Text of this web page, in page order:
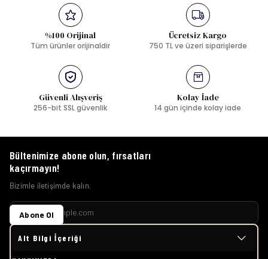
%100 Orijinal
Tüm ürünler orijinaldir
Ücretsiz Kargo
750 TL ve üzeri siparişlerde
Güvenli Alışveriş
256-bit SSL güvenlik
Kolay İade
14 gün içinde kolay iade
Alt Bilgi İçeriği
Bültenimize abone olun, fırsatları
kaçırmayın!
Bizimle iletişimde kalın.
Abone Ol